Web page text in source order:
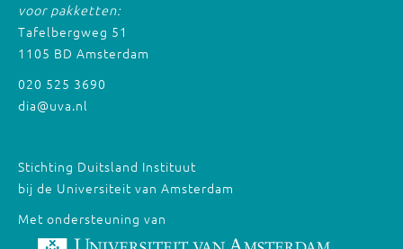
voor pakketten:
Tafelbergweg 51
1105 BD Amsterdam
020 525 3690
dia@uva.nl
Stichting Duitsland Instituut
bij de Universiteit van Amsterdam
Met ondersteuning van